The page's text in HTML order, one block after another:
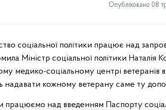
Опубліковано 08
соціальної політики працює над
Міністр соціальної політики
медико-соціальному центрі ветеранів
надавати кожному ветерану саме ту
працюємо над введенням Паспорту